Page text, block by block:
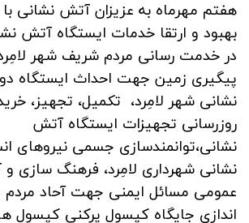
هفتم مهرماه به عزیزان آتش نشانی با
بهبود و ارتقا خدمات ایستگاه آتش
در خدمت رسانی مردم شریف شهر
پیگیری زمین جهت احداث ایستگاه
نشانی شهر لامِرد، تکمیل، تجهیز،
روزرسانی تجهیزات ایستگاه آتش
نشانی،توانمندسازی جسمی نیروهای
نشانی شهرداری لامِرد، فرهنگ سازی
عمومی مسائل ایمنی جهت آحاد مردم
اندازی جایگاه کپسول پرکنی کپسول